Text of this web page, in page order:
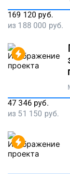
169 120 руб.
из 188 000 руб.
47 346 руб.
из 51 150 руб.